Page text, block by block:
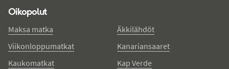
Oikopolut
Maksa matka
Viikonloppumatkat
Kaukomatkat
Äkkilähdöt
Kanariansaaret
Kap Verde